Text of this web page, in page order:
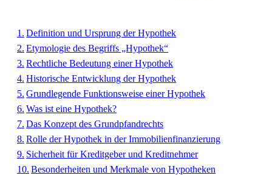
Definition und Ursprung der Hypothek
Etymologie des Begriffs „Hypothek“
Rechtliche Bedeutung einer Hypothek
Historische Entwicklung der Hypothek
Grundlegende Funktionsweise einer Hypothek
Was ist eine Hypothek?
Das Konzept des Grundpfandrechts
Rolle der Hypothek in der Immobilienfinanzierung
Sicherheit für Kreditgeber und Kreditnehmer
Besonderheiten und Merkmale von Hypotheken